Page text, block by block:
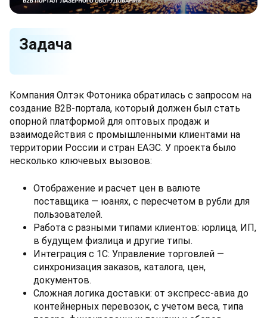
Задача
Компания Олтэк Фотоника обратилась с запросом на
создание B2B-портала, который должен был стать
опорной платформой для оптовых продаж и
взаимодействия с промышленными клиентами на
территории России и стран ЕАЭС. У проекта было
несколько ключевых вызовов:
Отображение и расчет цен в валюте
поставщика — юанях, с пересчетом в рубли для
пользователей.
Работа с разными типами клиентов: юрлица, ИП,
в будущем физлица и другие типы.
Интеграция с 1С: Управление торговлей —
синхронизация заказов, каталога, цен,
документов.
Сложная логика доставки: от экспресс-авиа до
контейнерных перевозок, с учетом веса, типа